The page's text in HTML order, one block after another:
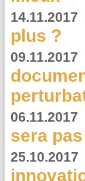
14.11.2017
plus ?
09.11.2017
06.11.2017
sera pas
25.10.2017